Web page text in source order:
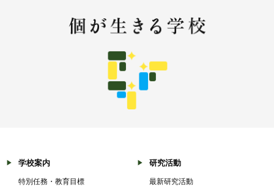
学校案内
特別任務・教育目標
研究活動
最新研究活動